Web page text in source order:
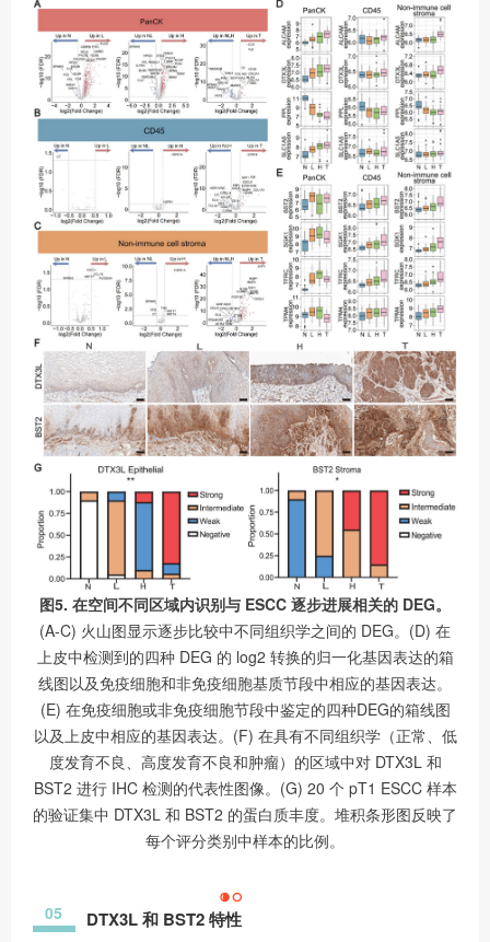
图5. 在空间不同区域内识别与 ESCC 逐步进展相关的 DEG。
(A-C) 火山图显示逐步比较中不同组织学之间的 DEG。(D) 在
上皮中检测到的四种 DEG 的 log2 转换的归一化基因表达的箱
线图以及免疫细胞和非免疫细胞基质节段中相应的基因表达。
(E) 在免疫细胞或非免疫细胞节段中鉴定的四种DEG的箱线图
以及上皮中相应的基因表达。(F) 在具有不同组织学（正常、低
度发育不良、高度发育不良和肿瘤）的区域中对 DTX3L 和
BST2 进行 IHC 检测的代表性图像。(G) 20 个 pT1 ESCC 样本
的验证集中 DTX3L 和 BST2 的蛋白质丰度。堆积条形图反映了
每个评分类别中样本的比例。
05 DTX3L 和 BST2 特性